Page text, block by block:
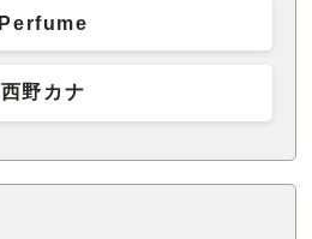
Perfume
西野カナ